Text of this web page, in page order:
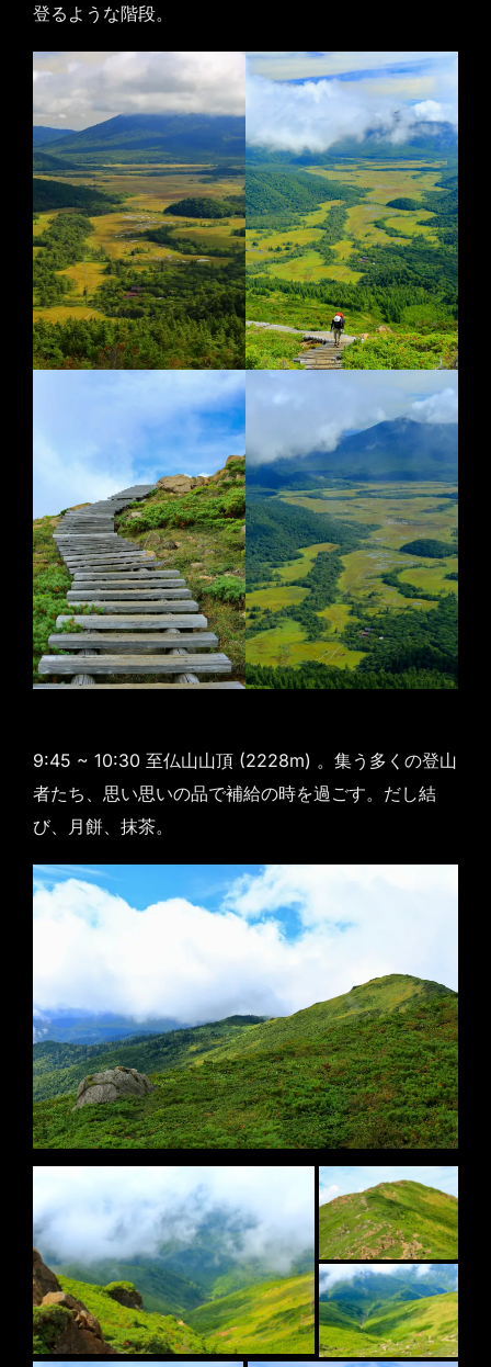
登るような階段。
9:45 ~ 10:30 至仏山山頂 (2228m) 。集う多くの登山
者たち、思い思いの品で補給の時を過ごす。だし結
び、月餅、抹茶。